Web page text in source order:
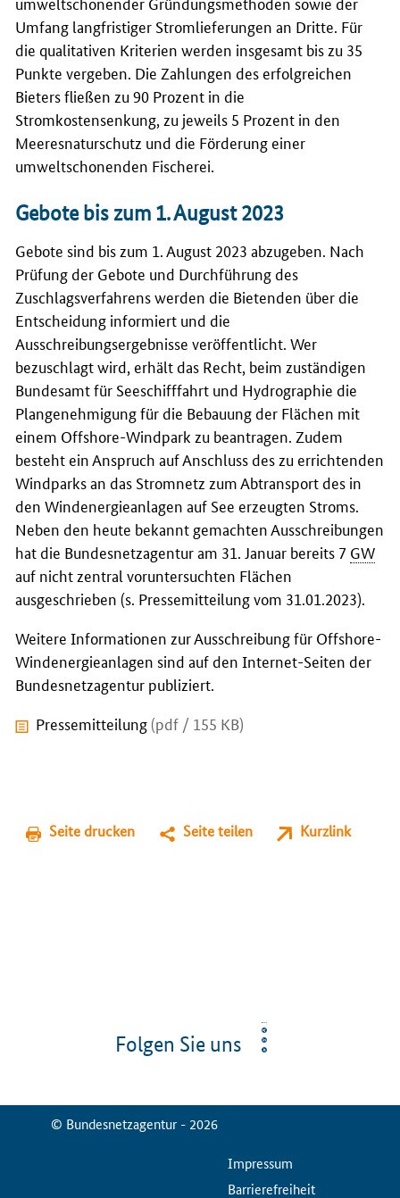
Umfang langfristiger Stromlieferungen an Dritte. Für
die qualitativen Kriterien werden insgesamt bis zu 35
Punkte vergeben. Die Zahlungen des erfolgreichen
Bieters fließen zu 90 Prozent in die
Stromkostensenkung, zu jeweils 5 Prozent in den
Meeresnaturschutz und die Förderung einer
umweltschonenden Fischerei.
Gebote bis zum 1. August 2023
Gebote sind bis zum 1. August 2023 abzugeben. Nach
Prüfung der Gebote und Durchführung des
Zuschlagsverfahrens werden die Bietenden über die
Entscheidung informiert und die
Ausschreibungsergebnisse veröffentlicht. Wer
bezuschlagt wird, erhält das Recht, beim zuständigen
Bundesamt für Seeschifffahrt und Hydrographie die
Plangenehmigung für die Bebauung der Flächen mit
einem Offshore-Windpark zu beantragen. Zudem
besteht ein Anspruch auf Anschluss des zu errichtenden
Windparks an das Stromnetz zum Abtransport des in
den Windenergieanlagen auf See erzeugten Stroms.
Neben den heute bekannt gemachten Ausschreibungen
hat die Bundesnetzagentur am 31. Januar bereits 7 GW
auf nicht zentral voruntersuchten Flächen
ausgeschrieben (s. Pressemitteilung vom 31.01.2023).
Weitere Informationen zur Ausschreibung für Offshore-
Windenergieanlagen sind auf den Internet-Seiten der
Bundesnetzagentur publiziert.
Pressemitteilung (pdf / 155 KB)
Seite drucken Seite teilen Kurzlink
Folgen Sie uns
© Bundesnetzagentur - 2026
ServiceMenuImpressum
Barrierefreiheit